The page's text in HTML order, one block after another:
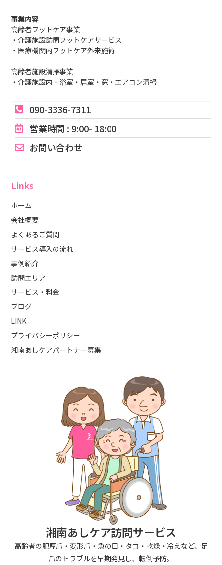
湘南あしケア訪問サービス
高齢者の肥厚爪・変形爪・魚の目・タコ・乾燥・冷えなど、足
爪のトラブルを早期発見し、転倒予防。
Links
ホーム
会社概要
よくあるご質問
サービス導入の流れ
事例紹介
訪問エリア
サービス・料金
ブログ
LINK
プライバシーポリシー
湘南あしケアパートナー募集
事業内容
高齢者フットケア事業
・介護施設訪問フットケアサービス
・医療機関内フットケア外来施術
高齢者施設清掃事業
・介護施設内・浴室・居室・窓・エアコン清掃
090-3336-7311
営業時間 : 9:00- 18:00
お問い合わせ